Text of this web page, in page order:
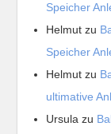
Speicher
Helmut zu
Speicher
Helmut zu
ultimative
Ursula zu